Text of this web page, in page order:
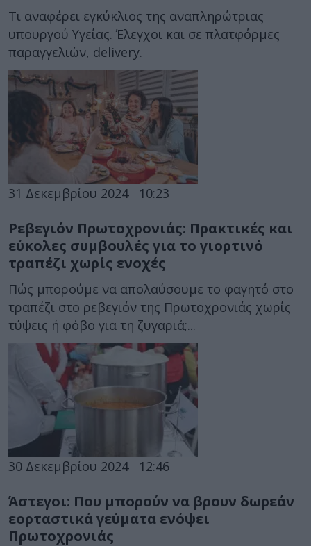
Τι αναφέρει εγκύκλιος της αναπληρώτριας
υπουργού Υγείας. Έλεγχοι και σε πλατφόρμες
παραγγελιών, delivery.
31 Δεκεμβρίου 2024 10:23
Ρεβεγιόν Πρωτοχρονιάς: Πρακτικές και
εύκολες συμβουλές για το γιορτινό
τραπέζι χωρίς ενοχές
Πώς μπορούμε να απολαύσουμε το φαγητό στο
τραπέζι στο ρεβεγιόν της Πρωτοχρονιάς χωρίς
τύψεις ή φόβο για τη ζυγαριά;...
30 Δεκεμβρίου 2024 12:46
Άστεγοι: Που μπορούν να βρουν δωρεάν
εορταστικά γεύματα ενόψει
Πρωτοχρονιάς